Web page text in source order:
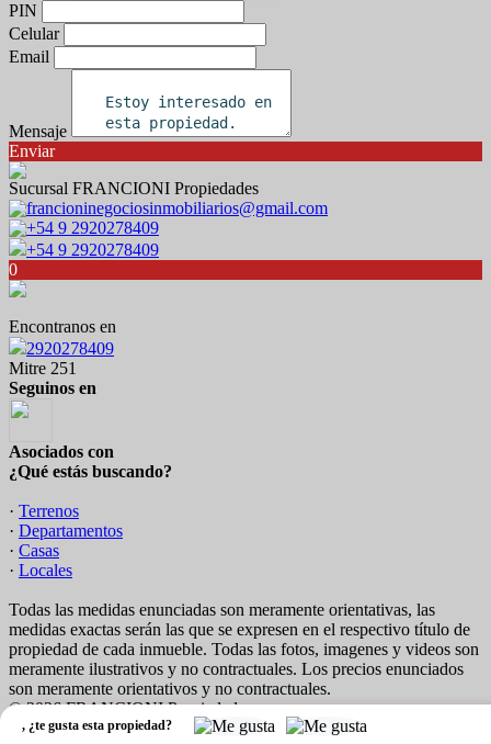
, ¿te gusta esta propiedad?
PIN
Celular
Email
Mensaje
Enviar
Sucursal FRANCIONI Propiedades
francioninegociosinmobiliarios@gmail.com
+54 9 2920278409
+54 9 2920278409
0
Encontranos en
2920278409
Mitre 251
Seguinos en
Asociados con
¿Qué estás buscando?
· Terrenos
· Departamentos
· Casas
· Locales
Todas las medidas enunciadas son meramente orientativas, las
medidas exactas serán las que se expresen en el respectivo título de
propiedad de cada inmueble. Todas las fotos, imagenes y videos son
meramente ilustrativos y no contractuales. Los precios enunciados
son meramente orientativos y no contractuales.
© 2026 FRANCIONI Propiedades.
Software Inmobiliario - Tokko Broker